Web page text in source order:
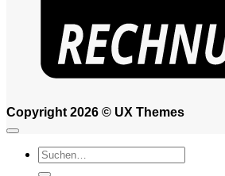
Copyright 2026 © UX Themes
Suchen
nach: